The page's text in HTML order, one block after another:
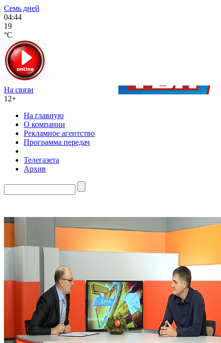
Семь дней
04:44
19
°C
На связи
12+
На главную
О компании
Рекламное агентство
Программа передач
Телегазета
Архив